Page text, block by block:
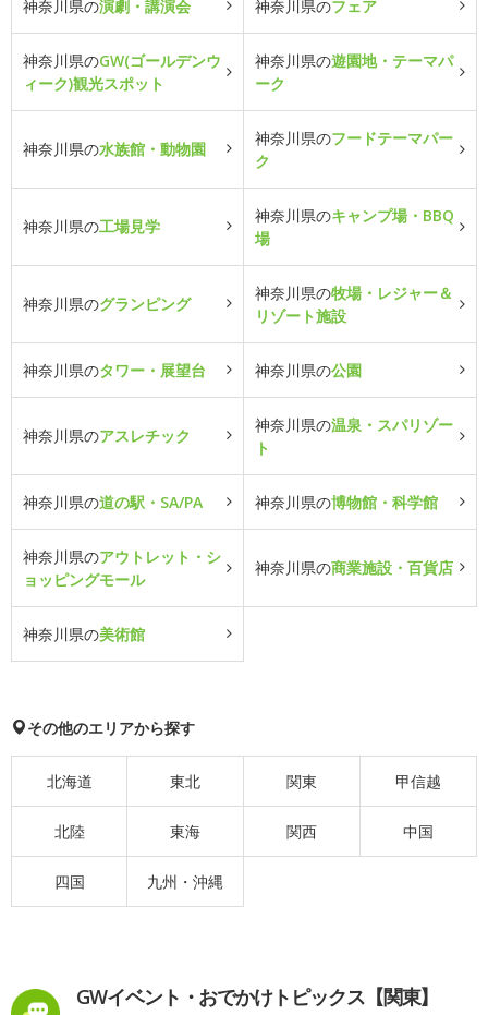
神奈川県の演劇・講演会 神奈川県のフェア
神奈川県のGW(ゴールデンウ
ィーク)観光スポット
神奈川県の遊園地・テーマパ
ーク
神奈川県の水族館・動物園
神奈川県のフードテーマパー
ク
神奈川県の工場見学
神奈川県のキャンプ場・BBQ
場
神奈川県のグランピング
神奈川県の牧場・レジャー＆
リゾート施設
神奈川県のタワー・展望台 神奈川県の公園
神奈川県のアスレチック
神奈川県の温泉・スパリゾー
ト
神奈川県の道の駅・SA/PA 神奈川県の博物館・科学館
神奈川県のアウトレット・シ
ョッピングモール
神奈川県の商業施設・百貨店
神奈川県の美術館
その他のエリアから探す
北海道 東北 関東 甲信越
北陸 東海 関西 中国
四国 九州・沖縄
GWイベント・おでかけトピックス【関東】